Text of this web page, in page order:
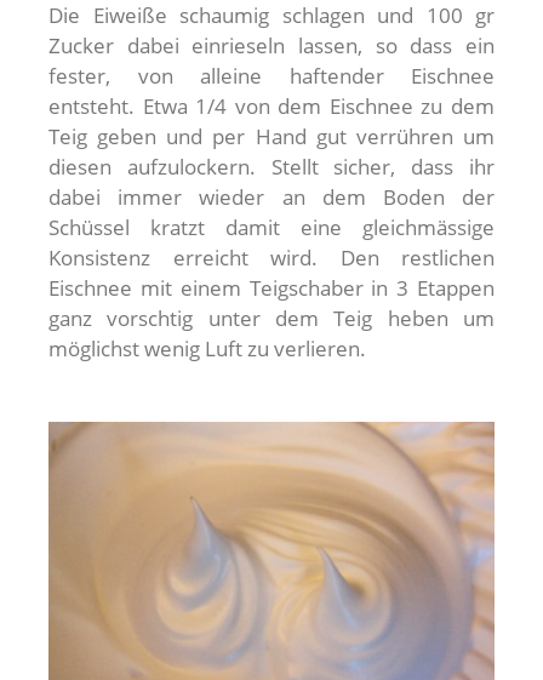
Die Eiweiße schaumig schlagen und 100 gr
Zucker dabei einrieseln lassen, so dass ein
fester, von alleine haftender Eischnee
entsteht. Etwa 1/4 von dem Eischnee zu dem
Teig geben und per Hand gut verrühren um
diesen aufzulockern. Stellt sicher, dass ihr
dabei immer wieder an dem Boden der
Schüssel kratzt damit eine gleichmässige
Konsistenz erreicht wird. Den restlichen
Eischnee mit einem Teigschaber in 3 Etappen
ganz vorschtig unter dem Teig heben um
möglichst wenig Luft zu verlieren.